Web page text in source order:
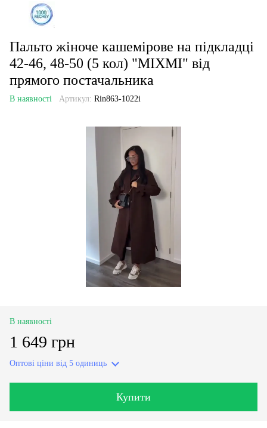
Пальто жіноче кашемірове на підкладці
42-46, 48-50 (5 кол) "MIXMI" від
прямого постачальника
В наявності Артикул: Rin863-1022i
В наявності
1 649 грн
Оптові ціни від 5 одиниць
Купити